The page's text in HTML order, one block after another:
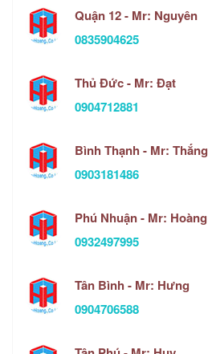
Quận 12 - Mr: Nguyên
0835904625
Thủ Đức - Mr: Đạt
0904712881
Bình Thạnh - Mr: Thắng
0903181486
Phú Nhuận - Mr: Hoàng
0932497995
Tân Bình - Mr: Hưng
0904706588